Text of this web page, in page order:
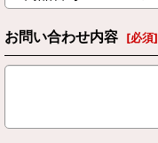
お問い合わせ内容 [必須]